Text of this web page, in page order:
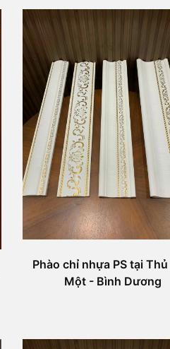
Phào chỉ nhựa PS tại
Một - Bình Dương